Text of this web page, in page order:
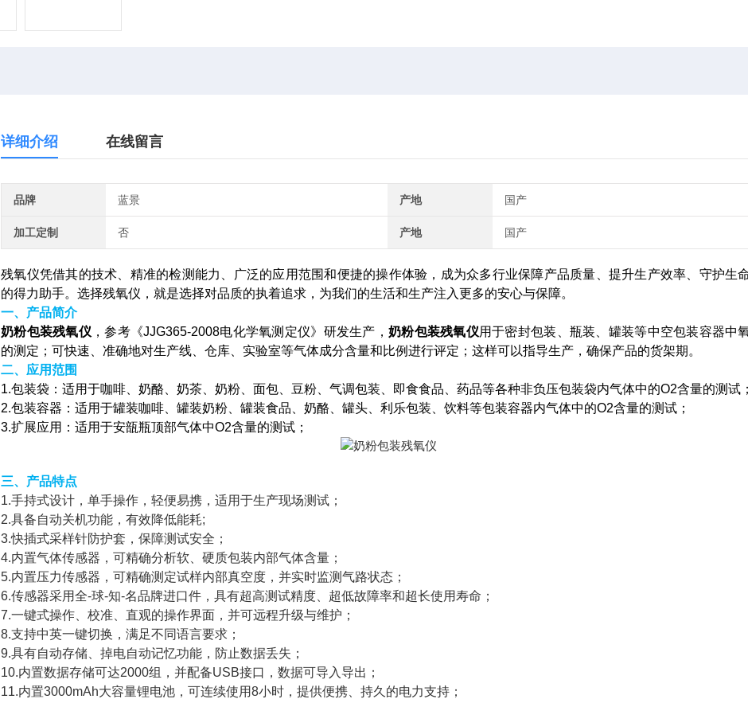
详细介绍 在线留言
品牌 蓝景 产地 国产
加工定制 否 产地 国产
残氧仪凭借其的技术、精准的检测能力、广泛的应用范围和便捷的操作体验，成为众多行业保障产品质量、提升生产效率、守护生
的得力助手。选择残氧仪，就是选择对品质的执着追求，为我们的生活和生产注入更多的安心与保障。
一、产品简介
奶粉包装残氧仪 ，参考《JJG365-2008电化学氧测定仪》研发生产， 奶粉包装残氧仪用于密封包装、瓶装、罐装等中空包装容器中
的测定；可快速、准确地对生产线、仓库、实验室等气体成分含量和比例进行评定；这样可以指导生产，确保产品的货架期。
二、应用范围
1.包装袋：适用于咖啡、奶酪、奶茶、奶粉、面包、豆粉、气调包装、即食食品、药品等各种非负压包装袋内气体中的O2含量的测试
2.包装容器：适用于罐装咖啡、罐装奶粉、罐装食品、奶酪、罐头、利乐包装、饮料等包装容器内气体中的O2含量的测试；
3.扩展应用：适用于安瓿瓶顶部气体中O2含量的测试；
三、产品特点
1.手持式设计，单手操作，轻便易携，适用于生产现场测试；
2.具备自动关机功能，有效降低能耗;
3.快插式采样针防护套，保障测试安全；
4.内置气体传感器，可精确分析软、硬质包装内部气体含量；
5.内置压力传感器，可精确测定试样内部真空度，并实时监测气路状态；
6.传感器采用全-球-知-名品牌进口件，具有超高测试精度、超低故障率和超长使用寿命；
7.一键式操作、校准、直观的操作界面，并可远程升级与维护；
8.支持中英一键切换，满足不同语言要求；
9.具有自动存储、掉电自动记忆功能，防止数据丢失；
10.内置数据存储可达2000组，并配备USB接口，数据可导入导出；
11.内置3000mAh大容量锂电池，可连续使用8小时，提供便携、持久的电力支持；